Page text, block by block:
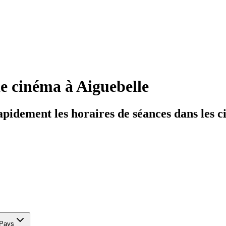
cinéma à Aiguebelle
les horaires de séances dans les
Pays